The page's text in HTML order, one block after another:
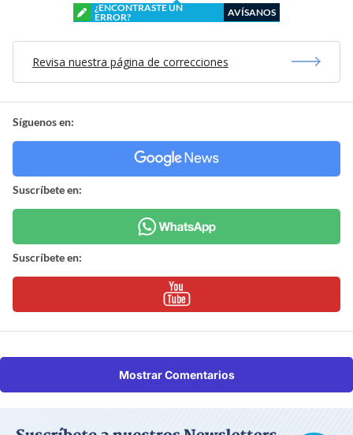
¿ENCONTRASTE UN
ERROR?
AVÍSANOS
Revisa nuestra página de correcciones
Síguenos en:
Suscríbete en:
Suscríbete en:
Mostrar Comentarios